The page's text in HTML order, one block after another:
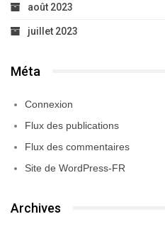
août 2023
juillet 2023
Méta
Connexion
Flux des publications
Flux des commentaires
Site de WordPress-FR
Archives